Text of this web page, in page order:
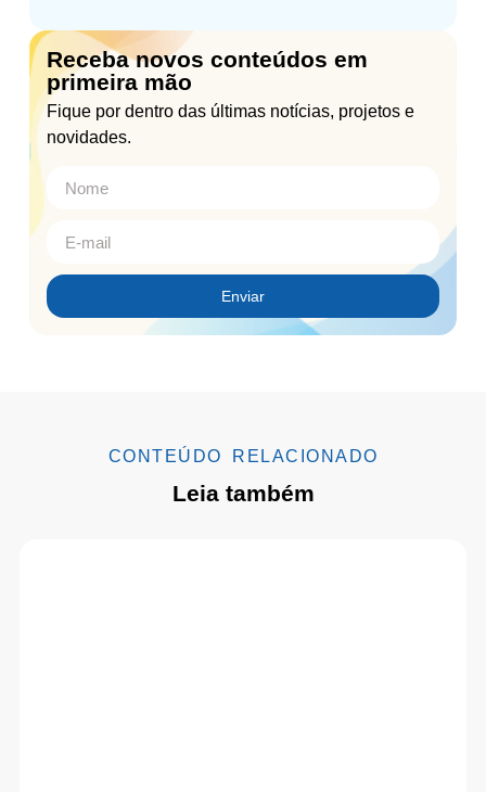
Receba novos conteúdos em
primeira mão
Fique por dentro das últimas notícias, projetos e
novidades.
Enviar
CONTEÚDO RELACIONADO
Leia também